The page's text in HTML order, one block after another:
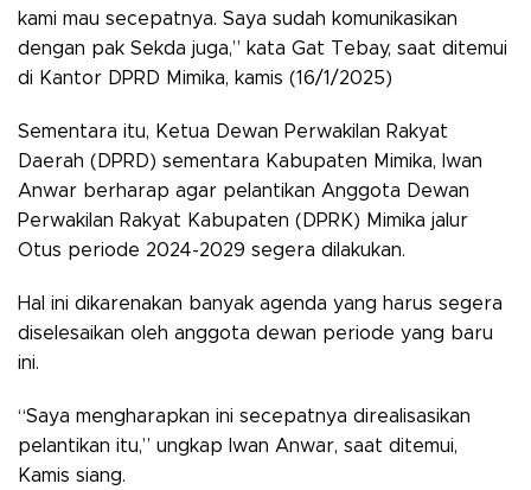
kami mau secepatnya. Saya sudah komunikasikan
dengan pak Sekda juga,” kata Gat Tebay, saat ditemui
di Kantor DPRD Mimika, kamis (16/1/2025)
Sementara itu, Ketua Dewan Perwakilan Rakyat
Daerah (DPRD) sementara Kabupaten Mimika, Iwan
Anwar berharap agar pelantikan Anggota Dewan
Perwakilan Rakyat Kabupaten (DPRK) Mimika jalur
Otus periode 2024-2029 segera dilakukan.
Hal ini dikarenakan banyak agenda yang harus segera
diselesaikan oleh anggota dewan periode yang baru
ini.
“Saya mengharapkan ini secepatnya direalisasikan
pelantikan itu,” ungkap Iwan Anwar, saat ditemui,
Kamis siang.